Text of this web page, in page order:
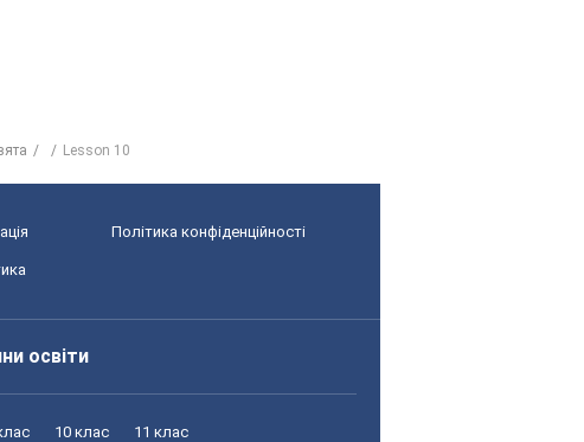
Lesson 10
Політика конфіденційності
освіти
10 клас 11 клас